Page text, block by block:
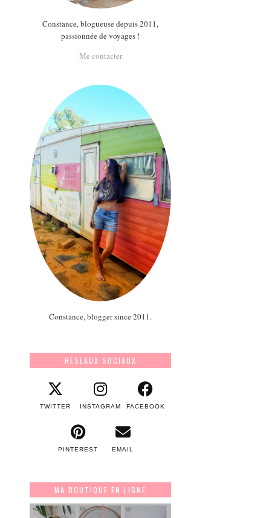
Constance, blogueuse depuis 2011,
passionnée de voyages !
Me contacter
Constance, blogger since 2011.
RÉSEAUX SOCIAUX
TWITTER INSTAGRAM FACEBOOK
PINTEREST EMAIL
MA BOUTIQUE EN LIGNE